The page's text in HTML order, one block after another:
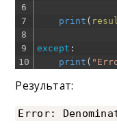
6
7
8
9
10
print (
except :
print (
Результат:
Error: